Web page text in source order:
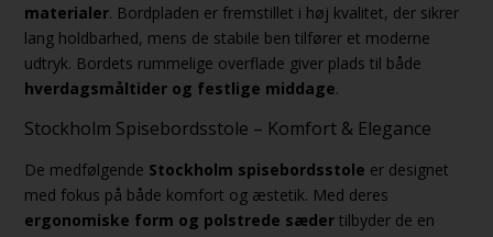
materialer. Bordpladen er fremstillet i høj kvalitet, der sikrer
lang holdbarhed, mens de stabile ben tilfører et moderne
udtryk. Bordets rummelige overflade giver plads til både
hverdagsmåltider og festlige middage.
Stockholm Spisebordsstole – Komfort & Elegance
De medfølgende Stockholm spisebordsstole er designet
med fokus på både komfort og æstetik. Med deres
ergonomiske form og polstrede sæder tilbyder de en